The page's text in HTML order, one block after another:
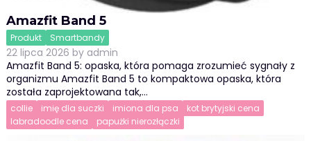
Amazfit Band 5
Produkt Smartbandy
22 lipca 2026 by admin
Amazfit Band 5: opaska, która pomaga zrozumieć sygnały z
organizmu Amazfit Band 5 to kompaktowa opaska, która
została zaprojektowana tak,…
collie imię dla suczki imiona dla psa
kot brytyjski cena
labradoodle cena
papużki nierozłączki